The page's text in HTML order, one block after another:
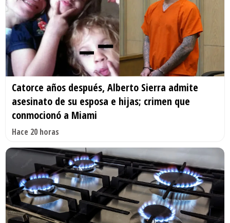
Catorce años después, Alberto Sierra admite
asesinato de su esposa e hijas; crimen que
conmocionó a Miami
Hace 20 horas